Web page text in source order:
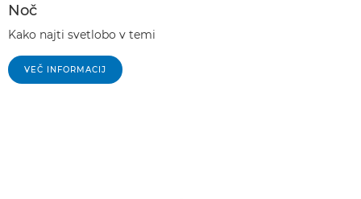
Noč
Kako najti svetlobo v temi
VEČ INFORMACIJ